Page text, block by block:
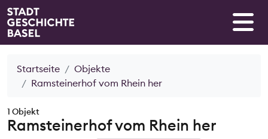
Startseite
Objekte
Ramsteinerhof vom Rhein her
1 Objekt
Ramsteinerhof vom Rhein her